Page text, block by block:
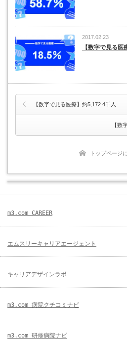
2017.02.23
【数字で見る医
【数字で見る医療】約5,172.4千人
【数
トップページ
m3.com CAREER
エムスリーキャリアエージェント
キャリアデザインラボ
m3.com 病院クチコミナビ
m3.com 研修病院ナビ